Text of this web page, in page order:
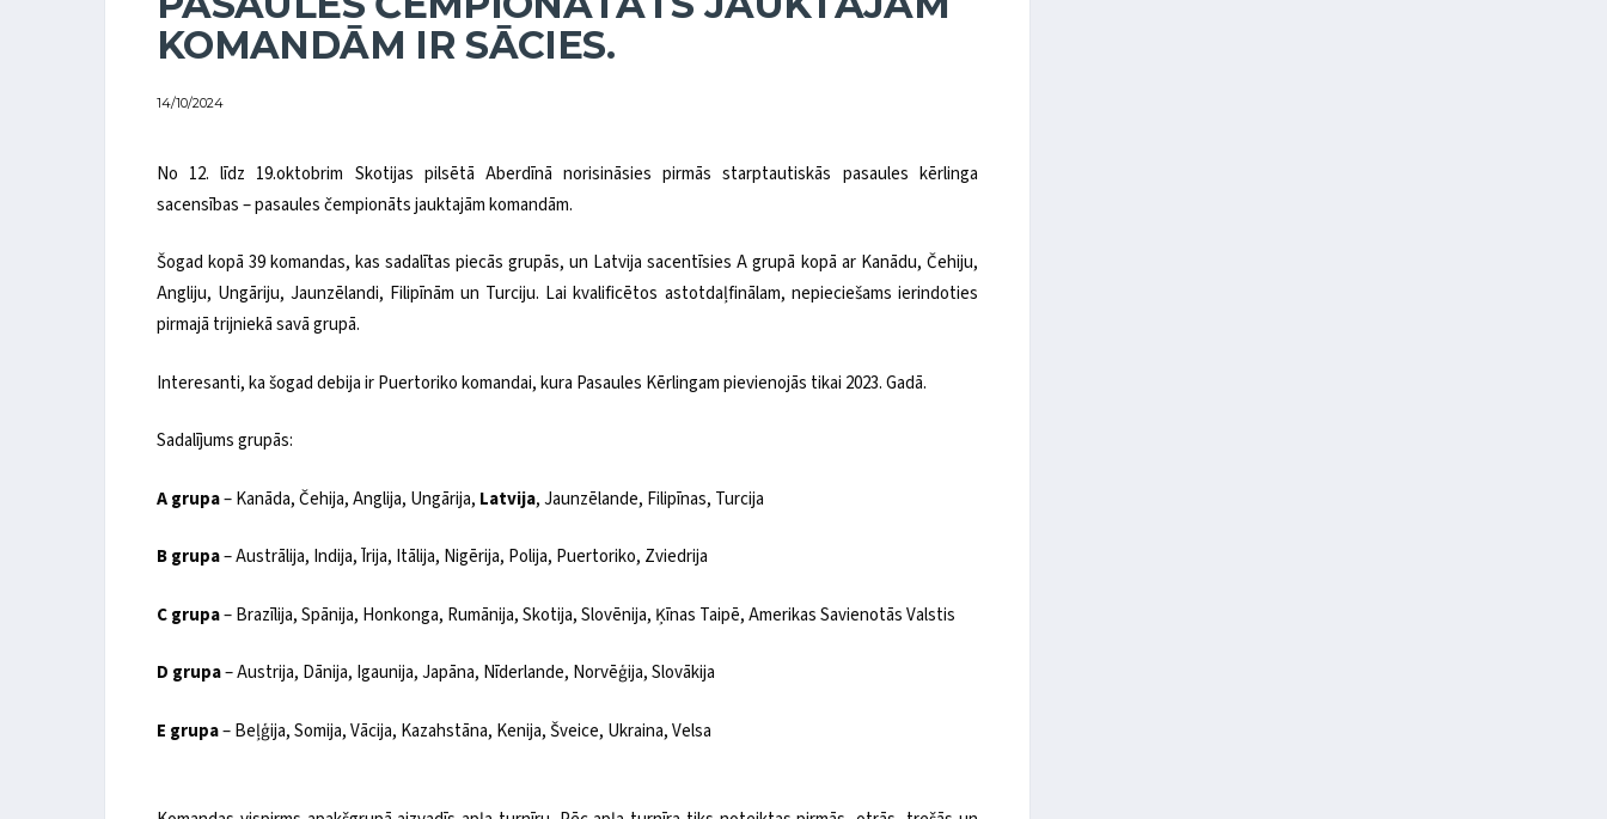
KOMANDĀM IR SĀCIES.
14/10/2024
No 12. līdz 19.oktobrim Skotijas pilsētā Aberdīnā norisināsies pirmās starptautiskās pasaules kērlinga
sacensības – pasaules čempionāts jauktajām komandām.
Šogad kopā 39 komandas, kas sadalītas piecās grupās, un Latvija sacentīsies A grupā kopā ar Kanādu, Čehiju,
Angliju, Ungāriju, Jaunzēlandi, Filipīnām un Turciju. Lai kvalificētos astotdaļfinālam, nepieciešams ierindoties
pirmajā trijniekā savā grupā.
Interesanti, ka šogad debija ir Puertoriko komandai, kura Pasaules Kērlingam pievienojās tikai 2023. Gadā.
Sadalījums grupās:
A grupa– Kanāda, Čehija, Anglija, Ungārija, Latvija, Jaunzēlande, Filipīnas, Turcija
B grupa– Austrālija, Indija, Īrija, Itālija, Nigērija, Polija, Puertoriko, Zviedrija
C grupa– Brazīlija, Spānija, Honkonga, Rumānija, Skotija, Slovēnija, Ķīnas Taipē, Amerikas Savienotās Valstis
D grupa– Austrija, Dānija, Igaunija, Japāna, Nīderlande, Norvēģija, Slovākija
E grupa– Beļģija, Somija, Vācija, Kazahstāna, Kenija, Šveice, Ukraina, Velsa